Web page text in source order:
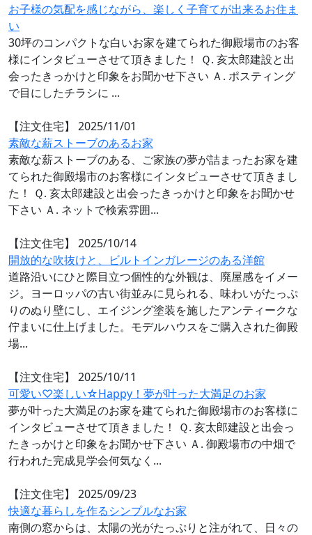
お子様の気配を感じながら、楽しく子育てが出来るお住ま
い
30坪のコンパクトな白いお家を建てられた御殿場市のお客
様にインタビューさせて頂きました！ Ｑ. 亥太郎建設と出
会ったきっかけと印象をお聞かせ下さい Ａ. ポスティング
で目にしたチラシに ...
【注文住宅】 2025/11/01
素敵な薪ストーブのあるお家
素敵な薪ストーブのある、ご家族の夢が詰まったお家を建
てられた御殿場市のお客様にインタビューさせて頂きまし
た！ Ｑ. 亥太郎建設と出会ったきっかけと印象をお聞かせ
下さい Ａ. ネットで検索雰囲...
【注文住宅】 2025/10/14
開放的な吹抜けと、ビルトインガレージのある洋館
道路沿いにひと際目立つ個性的な外観は、廃屋感をイメー
ジ。ヨーロッパの古い街並みに見られる、味わいがたっぷ
りのぬり壁にし、エイジング塗装を施したアンティークな
佇まいに仕上げました。モデルハウスをご購入された御殿
場...
【注文住宅】 2025/10/11
可愛い♡楽しい☆Happy！夢が叶った大満足のお家
夢が叶った大満足のお家を建てられた御殿場市のお客様に
インタビューさせて頂きました！ Ｑ. 亥太郎建設と出会っ
たきっかけと印象をお聞かせ下さい Ａ. 御殿場市の中畑で
行われた完成見学会何気なく...
【注文住宅】 2025/09/23
快適な暮らしを作るシンプルなお家
南側の窓からは、太陽の光がたっぷりと注がれて、日々の